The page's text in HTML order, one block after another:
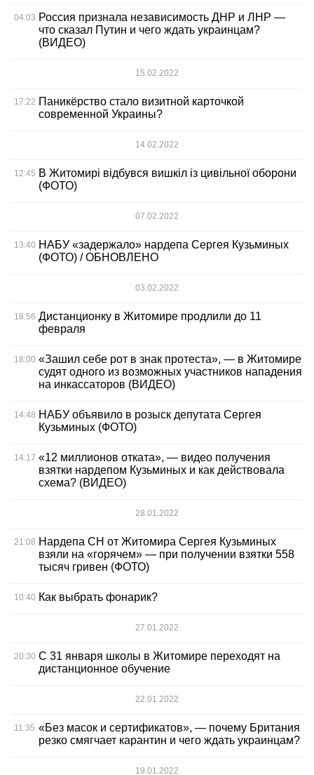
04:03 Россия признала независимость ДНР и ЛНР —
что сказал Путин и чего ждать украинцам?
(ВИДЕО)
15.02.2022
17:22 Паникёрство стало визитной карточкой
современной Украины?
14.02.2022
12:45 В Житомирі відбувся вишкіл із цивільної оборони
(ФОТО)
07.02.2022
13:40 НАБУ «задержало» нардепа Сергея Кузьминых
(ФОТО) / ОБНОВЛЕНО
03.02.2022
18:56 Дистанционку в Житомире продлили до 11
февраля
18:00 «Зашил себе рот в знак протеста», — в Житомире
судят одного из возможных участников нападения
на инкассаторов (ВИДЕО)
14:48 НАБУ объявило в розыск депутата Сергея
Кузьминых (ФОТО)
14:17 «12 миллионов отката», — видео получения
взятки нардепом Кузьминых и как действовала
схема? (ВИДЕО)
28.01.2022
21:08 Нардепа СН от Житомира Сергея Кузьминых
взяли на «горячем» — при получении взятки 558
тысяч гривен (ФОТО)
10:40 Как выбрать фонарик?
27.01.2022
20:30 С 31 января школы в Житомире переходят на
дистанционное обучение
22.01.2022
11:35 «Без масок и сертификатов», — почему Британия
резко смягчает карантин и чего ждать украинцам?
19.01.2022